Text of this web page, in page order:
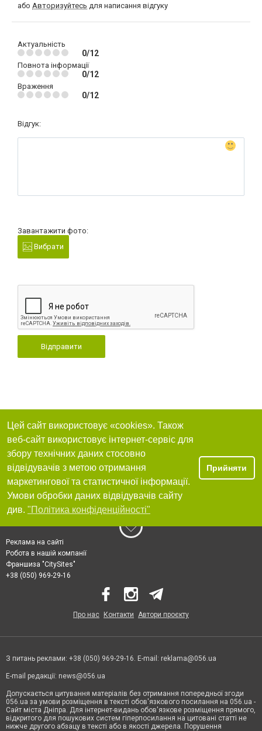
або Авторизуйтесь для написання відгуку
Актуальність
0/12
Повнота інформації
0/12
Враження
0/12
Відгук:
Завантажити фото:
Вибрати
Відправити
Цей сайт використовує «cookies». Також
веб-сайт використовує інтернет-сервіс для
збору технічних даних стосовно
відвідувачів з метою отримання
маркетингової та статистичної інформації.
Умови обробки даних відвідувачів сайту
див. "Політика конфіденційності"
Прийняти
Реклама на сайті
Робота в нашій компанії
Франшиза "CitySites"
+38 (050) 969-29-16
Про нас Контакти Автори проєкту
З питань реклами: +38 (050) 969-29-16. E-mail: reklama@056.ua
E-mail редакції: news@056.ua
Допускається цитування матеріалів без отримання попередньої згоди
056.ua за умови розміщення в тексті обов'язкового посилання на 056.ua -
Сайт міста Дніпра. Для інтернет-видань обов'язкове розміщення прямого,
відкритого для пошукових систем гіперпосилання на цитовані статті не
нижче другого абзацу в тексті або в якості джерела. Порушення